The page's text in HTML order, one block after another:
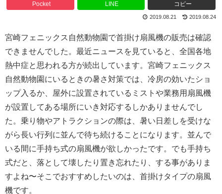
Pocket LINE コピー
2019.08.24
2019.08.21
宮崎フェニックス自然動物園で首掛け扇風機の販売は確認
できませんでした。最近ニュースを見ていると、全国各地
熱中症と思われる方が続出しています。宮崎フェニックス
自然動物園にいるときの暑さ対策では、冷房の効いたショ
ップ入るか、屋外に設置されているミストや業務用扇風機
が設置してある場所にいき対応するしかありませんでし
た。乗り物やアトラクションの際は、暑い日差しを受けな
がら長い行列に並んで待ち続けることになります。並んで
いる間に手持ち式の扇風機が欲しかったです。でも手持ち
式だと、落として壊したり置き忘れたり、する事がありま
すよね〜そこでおすすめしたいのは、首掛けタイプの扇風
機です。